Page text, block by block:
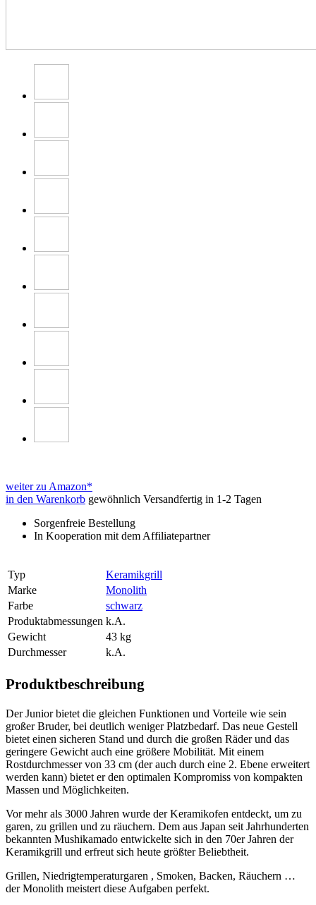
weiter zu Amazon*
in den Warenkorb gewöhnlich Versandfertig in 1-2 Tagen
Sorgenfreie Bestellung
In Kooperation mit dem Affiliatepartner
Typ
Keramikgrill
Marke
Monolith
Farbe
schwarz
Produktabmessungen k.A.
Gewicht
43 kg
Durchmesser
k.A.
Produktbeschreibung
Der Junior bietet die gleichen Funktionen und Vorteile wie sein
großer Bruder, bei deutlich weniger Platzbedarf. Das neue Gestell
bietet einen sicheren Stand und durch die großen Räder und das
geringere Gewicht auch eine größere Mobilität. Mit einem
Rostdurchmesser von 33 cm (der auch durch eine 2. Ebene erweitert
werden kann) bietet er den optimalen Kompromiss von kompakten
Massen und Möglichkeiten.
Vor mehr als 3000 Jahren wurde der Keramikofen entdeckt, um zu
garen, zu grillen und zu räuchern. Dem aus Japan seit Jahrhunderten
bekannten Mushikamado entwickelte sich in den 70er Jahren der
Keramikgrill und erfreut sich heute größter Beliebtheit.
Grillen, Niedrigtemperaturgaren , Smoken, Backen, Räuchern …
der Monolith meistert diese Aufgaben perfekt.